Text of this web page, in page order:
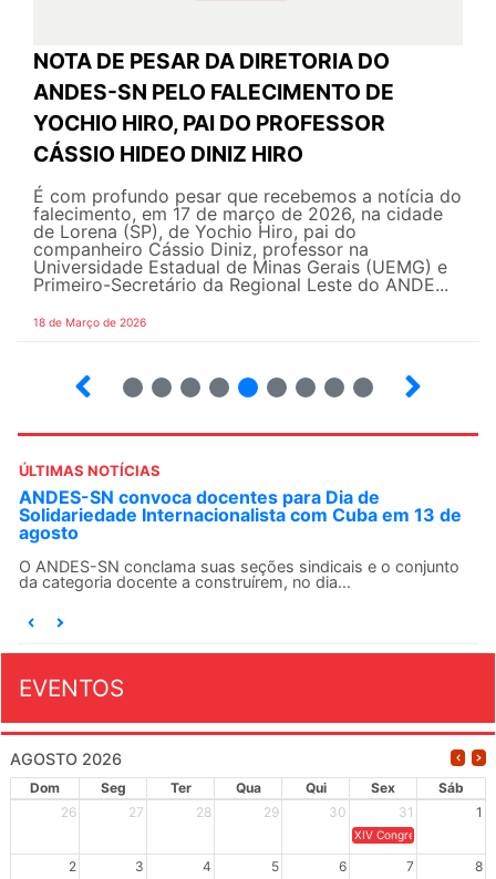
NOTA DE PESAR DA DIRETORIA DO
ANDES-SN PELO FALECIMENTO DE
YOCHIO HIRO, PAI DO PROFESSOR
CÁSSIO HIDEO DINIZ HIRO
É com profundo pesar que recebemos a notícia do
falecimento, em 17 de março de 2026, na cidade
de Lorena (SP), de Yochio Hiro, pai do
companheiro Cássio Diniz, professor na
Universidade Estadual de Minas Gerais (UEMG) e
Primeiro-Secretário da Regional Leste do ANDE...
18 de Março de 2026
ÚLTIMAS NOTÍCIAS
ANDES-SN convoca docentes para Dia de
Solidariedade Internacionalista com Cuba em 13 de
agosto
O ANDES-SN conclama suas seções sindicais e o conjunto
da categoria docente a construírem, no dia...
EVENTOS
AGOSTO 2026
Dom Seg Ter Qua Qui Sex
Sáb
26
27 28 29 30 31 1
XIV Congresso Brasileiro
2 3 4 5 6 7 8